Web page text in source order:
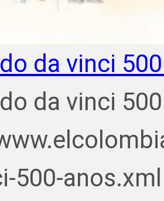
da vinci
da vinci
500-anos.xml